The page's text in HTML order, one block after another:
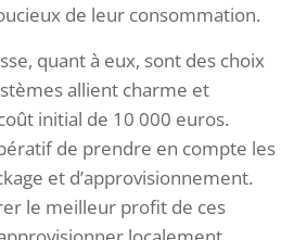
de leur consommation.
quant à eux, sont des choix
allient charme et
initial de 10 000 euros.
de prendre en compte les
et d’approvisionnement.
le meilleur profit de ces